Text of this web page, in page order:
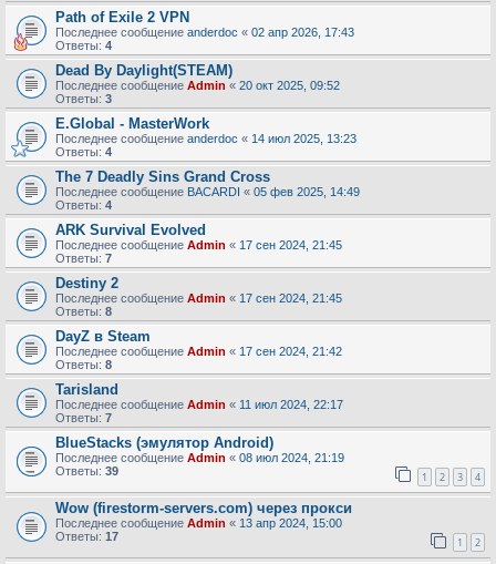
Path of Exile 2 VPN
Последнее сообщение anderdoc « 02 апр 2026, 17:43
Ответы: 4
Dead By Daylight(STEAM)
Последнее сообщение Admin « 20 окт 2025, 09:52
Ответы: 3
E.Global - MasterWork
Последнее сообщение anderdoc « 14 июл 2025, 13:23
Ответы: 4
The 7 Deadly Sins Grand Cross
Последнее сообщение BACARDI « 05 фев 2025, 14:49
Ответы: 4
ARK Survival Evolved
Последнее сообщение Admin « 17 сен 2024, 21:45
Ответы: 7
Destiny 2
Последнее сообщение Admin « 17 сен 2024, 21:45
Ответы: 8
DayZ в Steam
Последнее сообщение Admin « 17 сен 2024, 21:42
Ответы: 8
Tarisland
Последнее сообщение Admin « 11 июл 2024, 22:17
Ответы: 7
BlueStacks (эмулятор Android)
Последнее сообщение Admin « 08 июл 2024, 21:19
Ответы: 39 1 2 3 4
Wow (firestorm-servers.com) через прокси
Последнее сообщение Admin « 13 апр 2024, 15:00
Ответы: 17 1 2